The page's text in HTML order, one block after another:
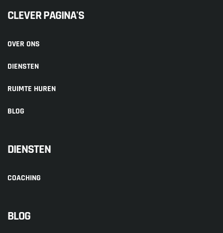
CLEVER PAGINA'S
OVER ONS
DIENSTEN
RUIMTE HUREN
BLOG
DIENSTEN
COACHING
BLOG